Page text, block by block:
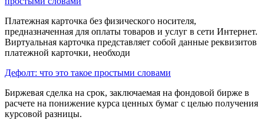
Платежная карточка без физического носителя,
предназначенная для оплаты товаров и услуг в сети Интернет.
Виртуальная карточка представляет собой данные реквизитов
платежной карточки, необходи
Дефолт: что это такое простыми словами
Биржевая сделка на срок, заклю­чаемая на фондовой бирже в
расчете на пони­жение курса ценных бумаг с целью получения
курсовой разницы.